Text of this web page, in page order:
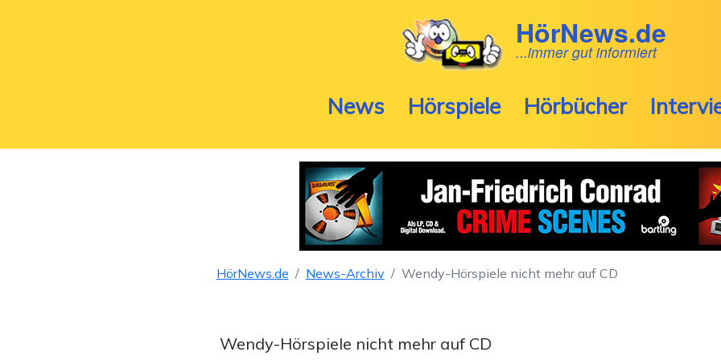
HörNews.de
...immer gut informiert
News Hörspiele Hörbücher
HörNews.de News-Archiv Wendy-Hörspiele nicht mehr auf CD
Wendy-Hörspiele nicht mehr auf CD